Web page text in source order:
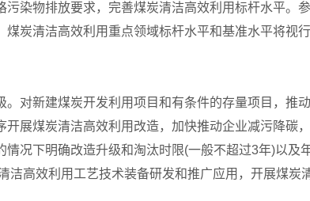
染物排放要求，完善煤炭清洁高效利用标杆水平。
炭清洁高效利用重点领域标杆水平和基准水平将视
对新建煤炭开发利用项目和有条件的存量项目，推
展煤炭清洁高效利用改造，加快推动企业减污降碳
况下明确改造升级和淘汰时限(一般不超过3年)以
高效利用工艺技术装备研发和推广应用，开展煤炭